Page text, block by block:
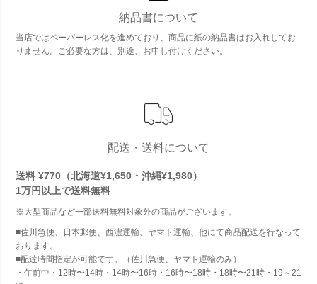
納品書について
当店ではペーパーレス化を進めており、商品に紙の納品書はお入れしてお
りません。ご必要な方は、別途、お申し付けください。
配送・送料について
送料 ¥770（北海道¥1,650・沖縄¥1,980）
1万円以上で送料無料
※大型商品など一部送料無料対象外の商品がございます。
■佐川急便、日本郵便、西濃運輸、ヤマト運輸、他にて商品配送を行なって
おります。
■配達時間指定が可能です。（佐川急便、ヤマト運輸のみ）
・午前中・12時〜14時・14時〜16時・16時〜18時・18時〜21時・19～21